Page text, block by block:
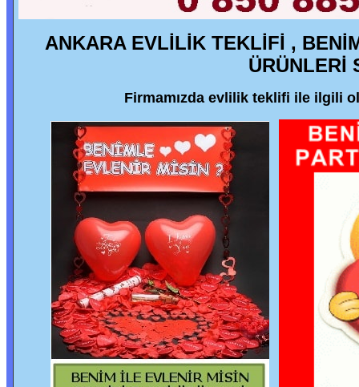
ANKARA EVLİLİK TEKLİFİ ,
ÜRÜNLERİ
Firmamızda evlilik teklifi ile ilgili